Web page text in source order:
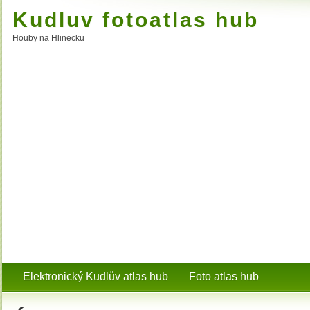
Kudluv fotoatlas hub
Houby na Hlinecku
Elektronický Kudlův atlas hub Foto atlas hub